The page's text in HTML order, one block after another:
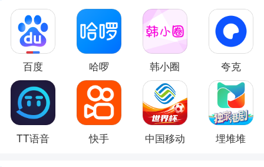
百度 哈啰 韩小圈 夸克
TT语音 快手 中国移动 埋堆堆